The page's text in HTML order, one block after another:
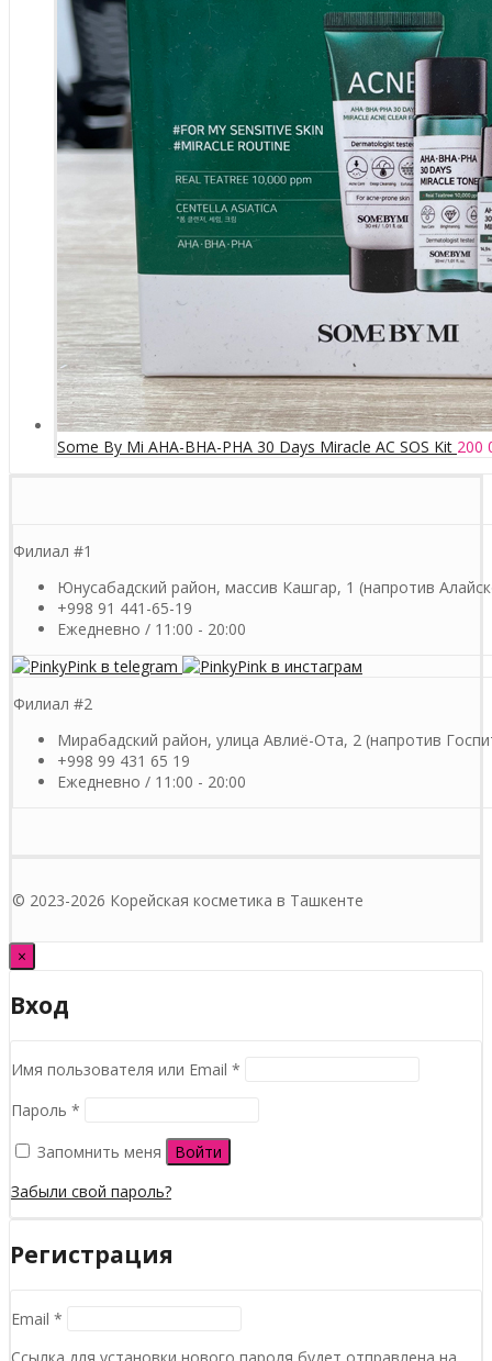
Some By Mi AHA-BHA-PHA 30 Days Miracle AC SOS Kit 200
Филиал #1
Юнусабадский район, массив Кашгар, 1 (напротив
+998 91 441-65-19
Ежедневно / 11:00 - 20:00
Филиал #2
Мирабадский район, улица Авлиё-Ота, 2 (напротив
+998 99 431 65 19
Ежедневно / 11:00 - 20:00
© 2023-2026 Корейская косметика в Ташкенте
×
Вход
Имя пользователя или Email *
Пароль *
Запомнить меня
Войти
Забыли свой пароль?
Регистрация
Email *